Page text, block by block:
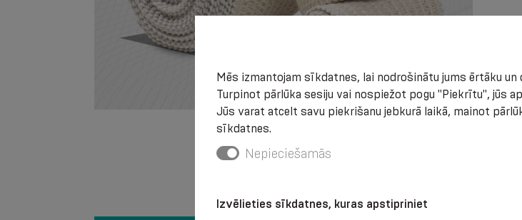
Mēs izmantojam sīkdatnes, lai nodrošinātu jums ērtāku
Turpinot pārlūka sesiju vai nospiežot pogu "Piekrītu", jūs
Jūs varat atcelt savu piekrišanu jebkurā laikā, mainot
sīkdatnes.
Nepieciešamās
Izvēlieties sīkdatnes, kuras apstipriniet